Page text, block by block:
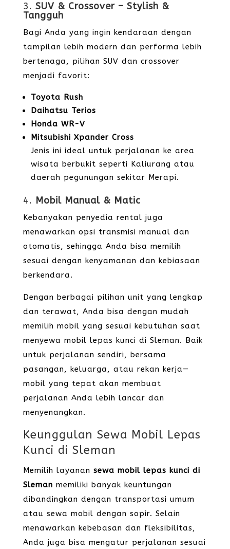
3. SUV & Crossover – Stylish &
Tangguh
Bagi Anda yang ingin kendaraan dengan
tampilan lebih modern dan performa lebih
bertenaga, pilihan SUV dan crossover
menjadi favorit:
Toyota Rush
Daihatsu Terios
Honda WR-V
Mitsubishi Xpander Cross
Jenis ini ideal untuk perjalanan ke area
wisata berbukit seperti Kaliurang atau
daerah pegunungan sekitar Merapi.
4. Mobil Manual & Matic
Kebanyakan penyedia rental juga
menawarkan opsi transmisi manual dan
otomatis, sehingga Anda bisa memilih
sesuai dengan kenyamanan dan kebiasaan
berkendara.
Dengan berbagai pilihan unit yang lengkap
dan terawat, Anda bisa dengan mudah
memilih mobil yang sesuai kebutuhan saat
menyewa mobil lepas kunci di Sleman. Baik
untuk perjalanan sendiri, bersama
pasangan, keluarga, atau rekan kerja—
mobil yang tepat akan membuat
perjalanan Anda lebih lancar dan
menyenangkan.
Keunggulan Sewa Mobil Lepas
Kunci di Sleman
Memilih layanan sewa mobil lepas kunci di
Sleman memiliki banyak keuntungan
dibandingkan dengan transportasi umum
atau sewa mobil dengan sopir. Selain
menawarkan kebebasan dan fleksibilitas,
Anda juga bisa mengatur perjalanan sesuai